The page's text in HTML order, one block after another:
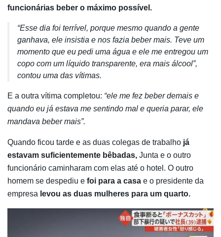
funcionárias beber o máximo possível.
“Esse dia foi terrível, porque mesmo quando a gente
ganhava, ele insistia e nos fazia beber mais. Teve um
momento que eu pedi uma água e ele me entregou um
copo com um líquido transparente, era mais álcool”,
contou uma das vítimas.
E a outra vítima completou: “ele me fez beber demais e
quando eu já estava me sentindo mal e queria parar, ele
mandava beber mais”.
Quando ficou tarde e as duas colegas de trabalho já
estavam suficientemente bêbadas, Junta e o outro
funcionário caminharam com elas até o hotel. O outro
homem se despediu e foi para a casa e o presidente da
empresa levou as duas mulheres para um quarto.